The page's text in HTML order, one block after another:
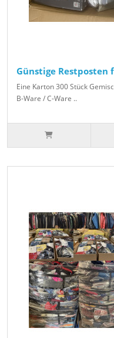
Günstige
Eine Karton 300 Stück
B-Ware / C-Ware ..